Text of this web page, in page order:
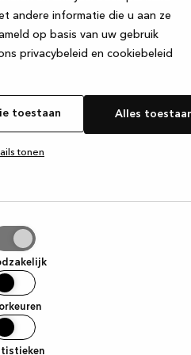
andere informatie die u aan ze
op basis van uw gebruik
privacybeleid en cookiebeleid
toestaan Alles
tonen
www.kvik.nl (see the